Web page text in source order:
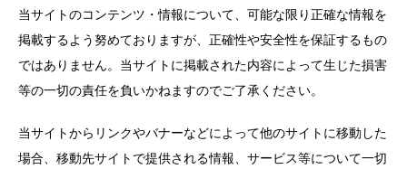
当サイトのコンテンツ・情報について、可能な限り正確な情報を
掲載するよう努めておりますが、正確性や安全性を保証するもの
ではありません。当サイトに掲載された内容によって生じた損害
等の一切の責任を負いかねますのでご了承ください。
当サイトからリンクやバナーなどによって他のサイトに移動した
場合、移動先サイトで提供される情報、サービス等について一切